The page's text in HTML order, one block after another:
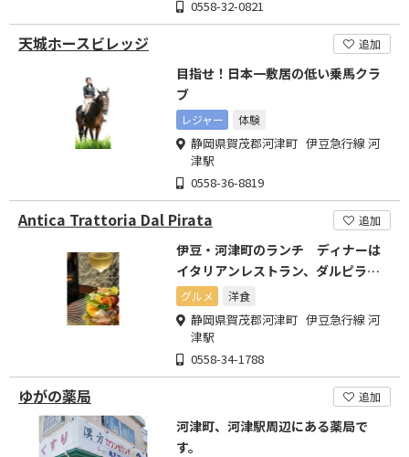
0558-32-0821
天城ホースビレッジ 追加
目指せ！日本一敷居の低い乗馬クラ
ブ
レジャー 体験
静岡県賀茂郡河津町 伊豆急行線 河
津駅
0558-36-8819
Antica Trattoria Dal Pirata 追加
伊豆・河津町のランチ ディナーは
イタリアンレストラン、ダルピラー
タへ
グルメ 洋食
静岡県賀茂郡河津町 伊豆急行線 河
津駅
0558-34-1788
ゆがの薬局 追加
河津町、河津駅周辺にある薬局で
す。